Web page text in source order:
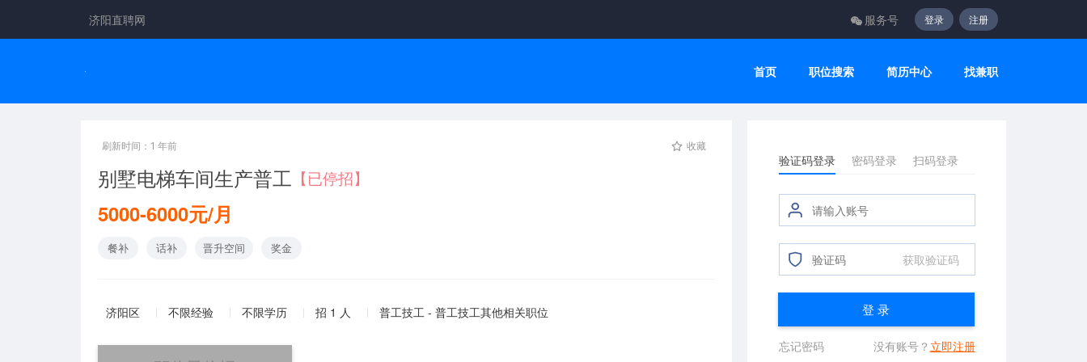
济阳直聘网 服务号 登录 注册
首页 职位搜索 简历中心 找兼职
刷新时间：1 年前 收藏
别墅电梯车间生产普工 【已停招】
5000-6000元/月
餐补 话补 晋升空间 奖金
济阳区 不限经验 不限学历 招 1 人 普工技工 - 普工技工其他相关职位
验证码登录 密码登录 扫码登录
获取验证码
登 录
忘记密码 没有账号？ 立即注册